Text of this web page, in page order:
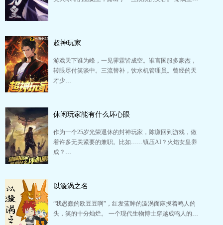
超神玩家
游戏天下谁为峰，一见霁霖皆成空。谁言国服多豪杰，
转眼尽付笑谈中。三流替补，饮水机管理员。曾经的天
才少…
休闲玩家能有什么坏心眼
作为一个25岁光荣退休的封神玩家，陈谦回到游戏，做
着许多无关紧要的兼职。比如……镇压AI？火焰女皇养
成？…
以漩涡之名
“我愚蠢的欧豆豆啊”，红发蓝眸的漩涡面麻摸着鸣人的
头，笑的十分灿烂。 一个现代生物博士穿越成鸣人的…